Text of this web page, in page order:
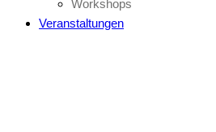
Workshops
Veranstaltungen